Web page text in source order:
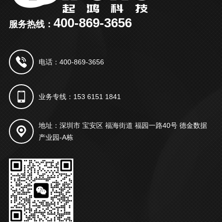
服务热线： 400-869-3656
电话：400-869-3656
业务专线：153 6151 1841
地址：深圳市 宝安区 福海街道 福园一路40号 德金数据
产业园-A栋